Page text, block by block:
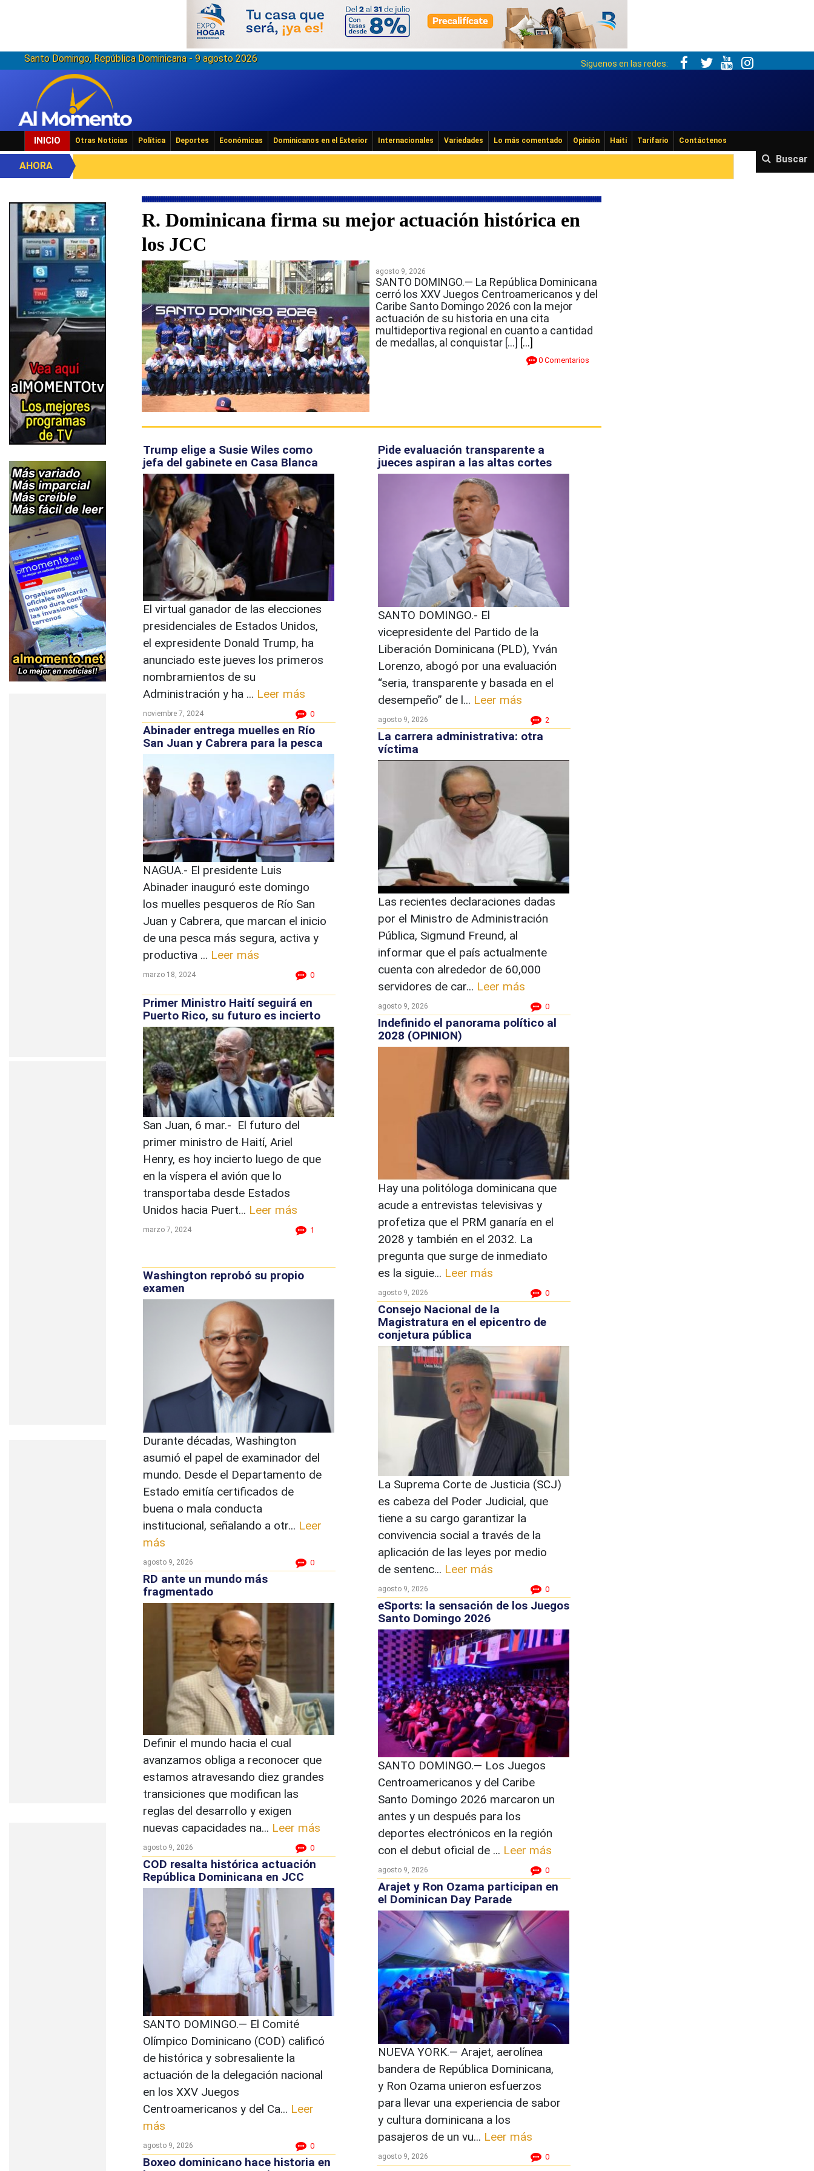
Santo Domingo, República Dominicana - 9 agosto 2026 Siguenos en las redes:
INICIO Otras Noticias Política Deportes Económicas Dominicanos en el Exterior Internacionales Variedades Lo más comentado Opinión Haití Tarifario Contáctenos
Buscar
AHORA
R. Dominicana firma su mejor actuación histórica en
los JCC
agosto 9, 2026
SANTO DOMINGO.— La República Dominicana
cerró los XXV Juegos Centroamericanos y del
Caribe Santo Domingo 2026 con la mejor
actuación de su historia en una cita
multideportiva regional en cuanto a cantidad
de medallas, al conquistar […] [...]
0 Comentarios
Trump elige a Susie Wiles como
jefa del gabinete en Casa Blanca
El virtual ganador de las elecciones
presidenciales de Estados Unidos,
el expresidente Donald Trump, ha
anunciado este jueves los primeros
nombramientos de su
Administración y ha ... Leer más
noviembre 7, 2024 0
Abinader entrega muelles en Río
San Juan y Cabrera para la pesca
NAGUA.- El presidente Luis
Abinader inauguró este domingo
los muelles pesqueros de Río San
Juan y Cabrera, que marcan el inicio
de una pesca más segura, activa y
productiva ... Leer más
marzo 18, 2024 0
Primer Ministro Haití seguirá en
Puerto Rico, su futuro es incierto
San Juan, 6 mar.- El futuro del
primer ministro de Haití, Ariel
Henry, es hoy incierto luego de que
en la víspera el avión que lo
transportaba desde Estados
Unidos hacia Puert... Leer más
marzo 7, 2024 1
Washington reprobó su propio
examen
Durante décadas, Washington
asumió el papel de examinador del
mundo. Desde el Departamento de
Estado emitía certificados de
buena o mala conducta
institucional, señalando a otr... Leer
más
agosto 9, 2026 0
RD ante un mundo más
fragmentado
Definir el mundo hacia el cual
avanzamos obliga a reconocer que
estamos atravesando diez grandes
transiciones que modifican las
reglas del desarrollo y exigen
nuevas capacidades na... Leer más
agosto 9, 2026 0
COD resalta histórica actuación
República Dominicana en JCC
SANTO DOMINGO.— El Comité
Olímpico Dominicano (COD) calificó
de histórica y sobresaliente la
actuación de la delegación nacional
en los XXV Juegos
Centroamericanos y del Ca... Leer
más
agosto 9, 2026 0
Boxeo dominicano hace historia en
Pide evaluación transparente a
jueces aspiran a las altas cortes
SANTO DOMINGO.- El
vicepresidente del Partido de la
Liberación Dominicana (PLD), Yván
Lorenzo, abogó por una evaluación
“seria, transparente y basada en el
desempeño” de l... Leer más
agosto 9, 2026 2
La carrera administrativa: otra
víctima
Las recientes declaraciones dadas
por el Ministro de Administración
Pública, Sigmund Freund, al
informar que el país actualmente
cuenta con alrededor de 60,000
servidores de car... Leer más
agosto 9, 2026 0
Indefinido el panorama político al
2028 (OPINION)
Hay una politóloga dominicana que
acude a entrevistas televisivas y
profetiza que el PRM ganaría en el
2028 y también en el 2032. La
pregunta que surge de inmediato
es la siguie... Leer más
agosto 9, 2026 0
Consejo Nacional de la
Magistratura en el epicentro de
conjetura pública
La Suprema Corte de Justicia (SCJ)
es cabeza del Poder Judicial, que
tiene a su cargo garantizar la
convivencia social a través de la
aplicación de las leyes por medio
de sentenc... Leer más
agosto 9, 2026 0
eSports: la sensación de los Juegos
Santo Domingo 2026
SANTO DOMINGO.— Los Juegos
Centroamericanos y del Caribe
Santo Domingo 2026 marcaron un
antes y un después para los
deportes electrónicos en la región
con el debut oficial de ... Leer más
agosto 9, 2026 0
Arajet y Ron Ozama participan en
el Dominican Day Parade
NUEVA YORK.— Arajet, aerolínea
bandera de República Dominicana,
y Ron Ozama unieron esfuerzos
para llevar una experiencia de sabor
y cultura dominicana a los
pasajeros de un vu... Leer más
agosto 9, 2026 0